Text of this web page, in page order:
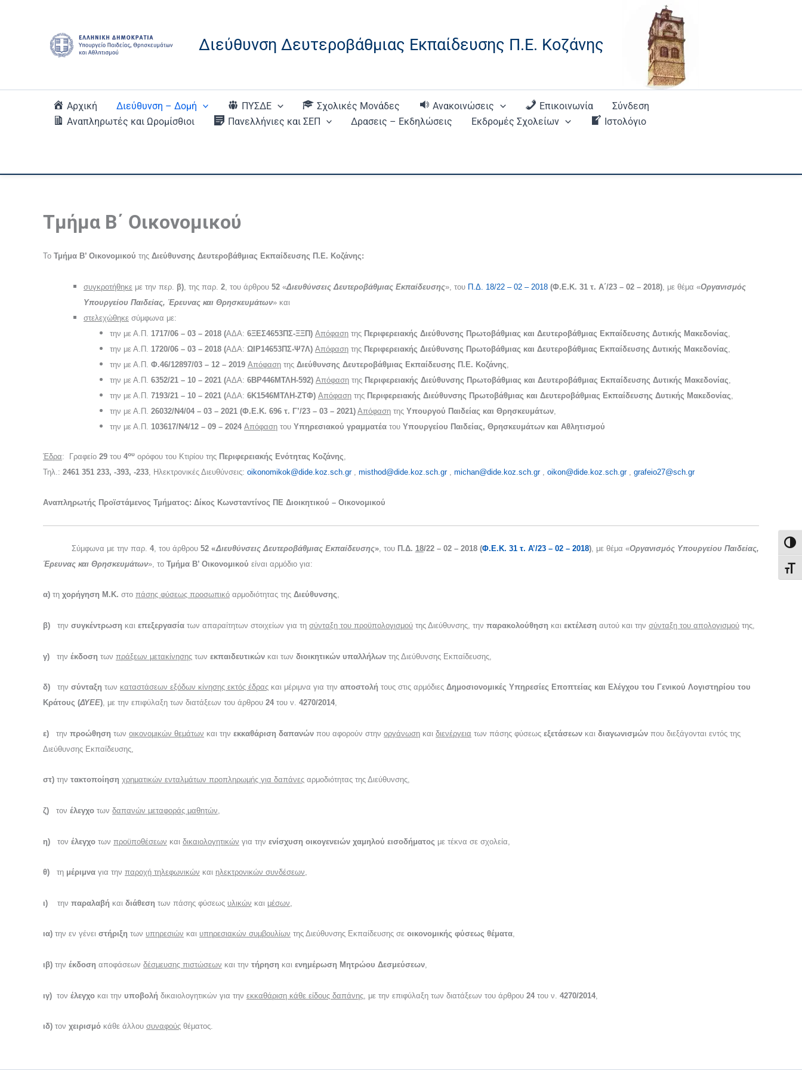
περιεχόμενο
περιεχόμενο
Διεύθυνση Δευτεροβάθμιας Εκπαίδευσης Π.Ε. Κοζάνης
Αρχική Διεύθυνση – Δομή ΠΥΣΔΕ Σχολικές Μονάδες Ανακοινώσεις Επικοινωνία
Σύνδεση
Αναπληρωτές και Ωρομίσθιοι
Πανελλήνιες και ΣΕΠ Δρασεις – Εκδηλώσεις Εκδρομές Σχολείων Ιστολόγιο
Τμήμα Β΄ Οικονομικού
Το Τμήμα Β’ Οικονομικού της Διεύθυνσης Δευτεροβάθμιας Εκπαίδευσης Π.Ε. Κοζάνης:
συγκροτήθηκε με την περ. β) , της παρ. 2 , του άρθρου 52 «Διευθύνσεις Δευτεροβάθμιας Εκπαίδευσης», του Π.Δ. 18/22 – 02 – 2018 (Φ.Ε.Κ. 31 τ. Α΄/23 – 02 – 2018) , με θέμα «Οργανισμός
Υπουργείου Παιδείας, Έρευνας και Θρησκευμάτων» και
στελεχώθηκε σύμφωνα με:
την με Α.Π. 1717/06 – 03 – 2018 (ΑΔΑ: 6ΞΕΣ4653ΠΣ-ΞΞΠ) Απόφαση της Περιφερειακής Διεύθυνσης Πρωτοβάθμιας και Δευτεροβάθμιας Εκπαίδευσης Δυτικής Μακεδονίας
την με Α.Π. 1720/06 – 03 – 2018 (ΑΔΑ: ΩΙΡ14653ΠΣ-Ψ7Λ) Απόφαση της Περιφερειακής Διεύθυνσης Πρωτοβάθμιας και Δευτεροβάθμιας Εκπαίδευσης Δυτικής Μακεδονίας
την με Α.Π. Φ.46/12897/03 – 12 – 2019 Απόφαση της Διεύθυνσης Δευτεροβάθμιας Εκπαίδευσης Π.Ε. Κοζάνης
την με Α.Π. 6352/21 – 10 – 2021 (ΑΔΑ: 6ΒΡ446ΜΤΛΗ-592) Απόφαση της Περιφερειακής Διεύθυνσης Πρωτοβάθμιας και Δευτεροβάθμιας Εκπαίδευσης Δυτικής Μακεδονίας
την με Α.Π. 7193/21 – 10 – 2021 (ΑΔΑ: 6Κ1546ΜΤΛΗ-ΖΤΦ) Απόφαση της Περιφερειακής Διεύθυνσης Πρωτοβάθμιας και Δευτεροβάθμιας Εκπαίδευσης Δυτικής Μακεδονίας
την με Α.Π. 26032/Ν4/04 – 03 – 2021 (Φ.Ε.Κ. 696 τ. Γ’/23 – 03 – 2021) Απόφαση της Υπουργού Παιδείας και Θρησκευμάτων
την με Α.Π. 103617/Ν4/12 – 09 – 2024 Απόφαση του Υπηρεσιακού γραμματέα του Υπουργείου Παιδείας, Θρησκευμάτων και Αθλητισμού
Έδρα: Γραφείο 29 του 4ου ορόφου του Κτιρίου της Περιφερειακής Ενότητας Κοζάνης
Τηλ.: 2461 351 233, -393, -233 , Ηλεκτρονικές Διευθύνσεις: oikonomikok@dide.koz.sch.gr, misthod@dide.koz.sch.gr, michan@dide.koz.sch.gr, oikon@dide.koz.sch.gr, grafeio27@sch.gr
Αναπληρωτής Προϊστάμενος Τμήματος: Δίκος Κωνσταντίνος ΠΕ Διοικητικού – Οικονομικού
Σύμφωνα με την παρ.4 , του άρθρου52 «Διευθύνσεις Δευτεροβάθμιας Εκπαίδευσης», του Π.Δ. 18/22 – 02 – 2018 (Φ.Ε.Κ. 31 τ. Α’/23 – 02 – 2018), με θέμα «Οργανισμός Υπουργείου Παιδείας,
Έρευνας και Θρησκευμάτων», το Τμήμα Β’ Οικονομικού είναι αρμόδιο για:
α) τη χορήγηση Μ.Κ. στο πάσης φύσεως προσωπικό αρμοδιότητας της Διεύθυνσης,
β) την συγκέντρωση και επεξεργασία των απαραίτητων στοιχείων για τη σύνταξη του προϋπολογισμού της Διεύθυνσης, την παρακολούθηση και εκτέλεση αυτού και την σύνταξη του απολογισμού της,
γ) την έκδοση των πράξεων μετακίνησης των εκπαιδευτικών και των διοικητικών υπαλλήλων της Διεύθυνσης Εκπαίδευσης,
δ) την σύνταξη των καταστάσεων εξόδων κίνησης εκτός έδρας και μέριμνα για την αποστολή τους στις αρμόδιες Δημοσιονομικές Υπηρεσίες Εποπτείας και Ελέγχου του Γενικού Λογιστηρίου του
Κράτους (ΔΥΕΕ), με την επιφύλαξη των διατάξεων του άρθρου 24 του ν. 4270/2014,
ε) την προώθηση των οικονομικών θεμάτων και την εκκαθάριση δαπανών που αφορούν στην οργάνωση και διενέργεια των πάσης φύσεως εξετάσεων και διαγωνισμών που διεξάγονται εντός της
Διεύθυνσης Εκπαίδευσης,
στ) την τακτοποίηση χρηματικών ενταλμάτων προπληρωμής για δαπάνες αρμοδιότητας της Διεύθυνσης,
ζ) τον έλεγχο των δαπανών μεταφοράς μαθητών
η) τον έλεγχο των προϋποθέσεων και δικαιολογητικών για την ενίσχυση οικογενειών χαμηλού εισοδήματος με τέκνα σε σχολεία,
θ) τη μέριμνα για την παροχή τηλεφωνικών και ηλεκτρονικών συνδέσεων,
ι) την παραλαβή και διάθεση των πάσης φύσεως υλικών και μέσων
ια) την εν γένει στήριξη των υπηρεσιών και υπηρεσιακών συμβουλίων της Διεύθυνσης Εκπαίδευσης σε οικονομικής φύσεως θέματα,
ιβ) την έκδοση αποφάσεων δέσμευσης πιστώσεων και την τήρηση και ενημέρωση Μητρώου Δεσμεύσεων
ιγ) τον έλεγχο και την υποβολή δικαιολογητικών για την εκκαθάριση κάθε είδους δαπάνης , με την επιφύλαξη των διατάξεων του άρθρου 24 του ν. 4270/2014
ιδ) τον χειρισμό κάθε άλλου συναφούς θέματος.